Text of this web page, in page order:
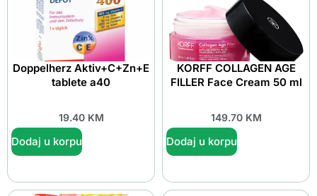
Doppelherz Aktiv+C+Zn+E
tablete a40
19.40 KM
Dodaj u korpu
KORFF COLLAGEN AGE
FILLER Face Cream 50 ml
149.70 KM
Dodaj u korpu